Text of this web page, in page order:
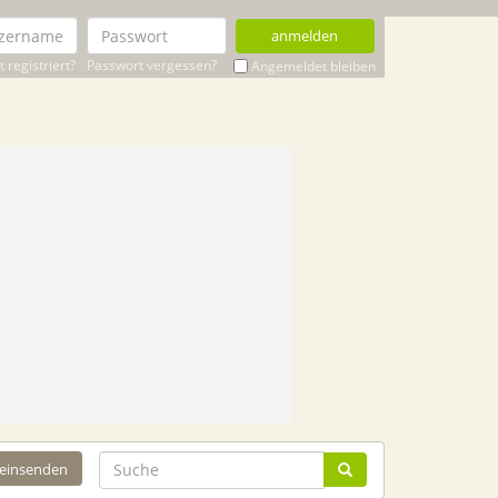
anmelden
registriert? Passwort vergessen? Angemeldet bleiben